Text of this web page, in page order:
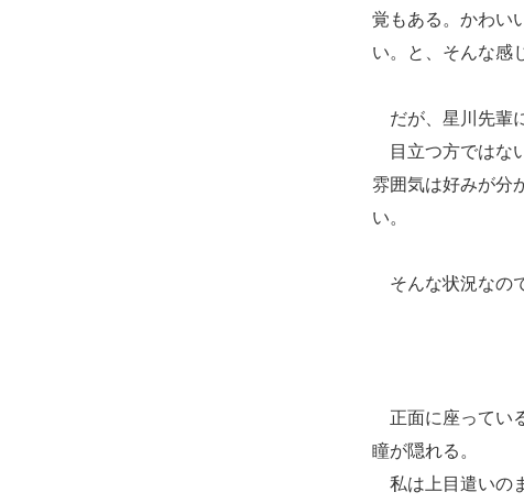
覚もある。かわい
い。と、そんな感
だが、星川先輩
目立つ方ではな
雰囲気は好みが分
い。
そんな状況なの
正面に座ってい
瞳が隠れる。
私は上目遣いの